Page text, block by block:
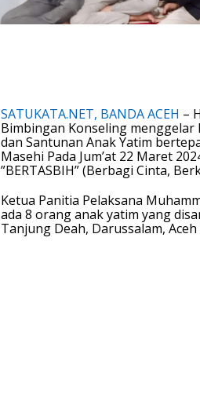
SATUKATA.NET, BANDA ACEH –
Bimbingan Konseling menggelar
dan Santunan Anak Yatim
Masehi Pada Jum’at 22 Maret
”BERTASBIH” (Berbagi Cinta,
Ketua Panitia Pelaksana
ada 8 orang anak yatim yang
Tanjung Deah, Darussalam,